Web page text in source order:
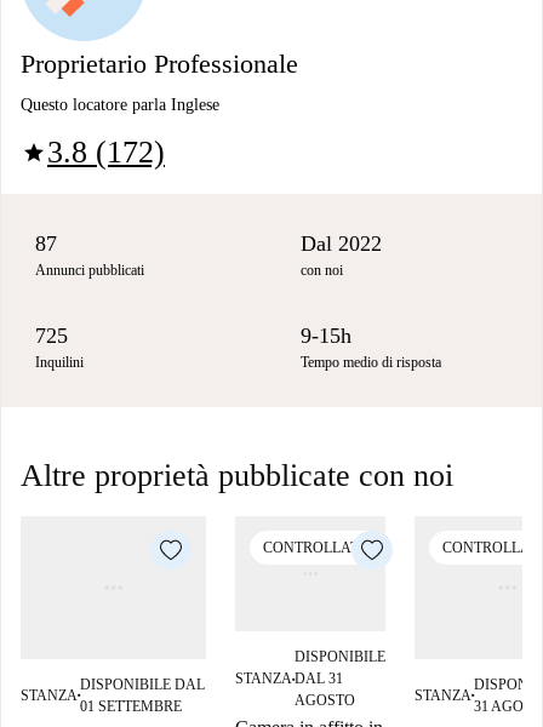
Proprietario Professionale
Questo locatore parla Inglese
star3.8 (172)
87
Annunci pubblicati
Dal 2022
con noi
725
Inquilini
9-15h
Tempo medio di risposta
Altre proprietà pubblicate con noi
STANZA■
DISPONIBILE DAL
01 SETTEMBRE
CONTROLLATO
STANZA■
DISPONIBILE
DAL 31
AGOSTO
STANZA■
31